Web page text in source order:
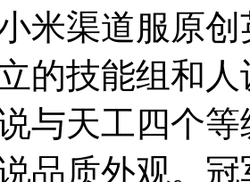
米渠道服原
的技能组和
与天工四个
品质外观。